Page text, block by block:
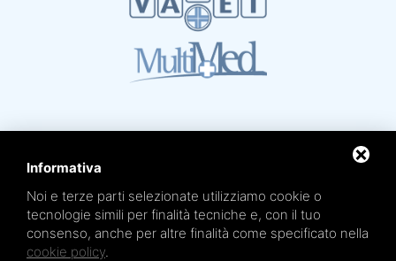
Mare Termale Bolognese e
Circuito della Salute +
sono un marchio diTRE EFFE s.r.l.
Sede legale e amministrativa: Via Irnerio 12/2 - 40126 Bologna - Tel/fax 051.4210046
Cod.Fisc e P.IVA 04045610377 - R.E.A. BO n. 334452 - R.I. BO n. 56601 - Cap. Soc.
€ 20.000,00 i.v.
Informativa
Noi e terze parti selezionate utilizziamo cookie o
tecnologie simili per finalità tecniche e, con il tuo
consenso, anche per altre finalità come specificato nella
cookie policy.